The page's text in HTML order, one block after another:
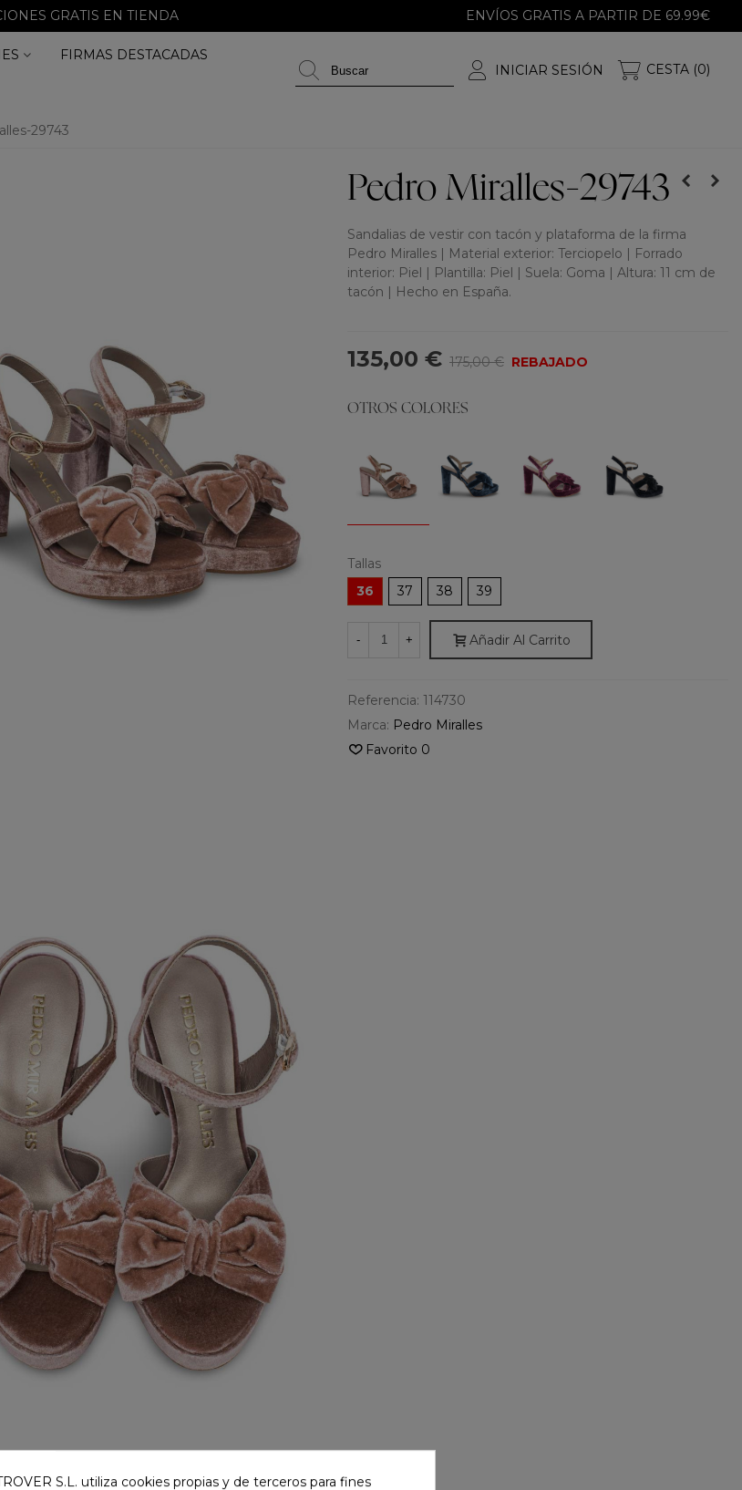
GRATIS EN TIENDA ENVÍOS GRATIS A PARTIR DE 69.99€
FIRMAS DESTACADAS
INICIAR SESIÓN CESTA (0)
29743
Pedro Miralles-29743
Sandalias de vestir con tacón y plataforma de la firma
Pedro Miralles | Material exterior: Terciopelo | Forrado
interior: Piel | Plantilla: Piel | Suela: Goma | Altura: 11 cm de
tacón | Hecho en España.
135,00 € 175,00 € REBAJADO
OTROS COLORES
Tallas
36
37 38 39
- + Añadir Al Carrito
Referencia: 114730
Marca: Pedro Miralles
Favorito 0
S.L. utiliza cookies propias y de terceros para fines